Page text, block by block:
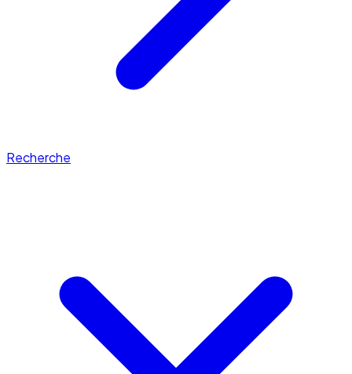
Recherche